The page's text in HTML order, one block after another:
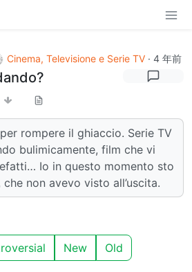
Cinema, Televisione e Serie TV· 4 年前
rompere il ghiaccio. Serie TV
bulimicamente, film che vi
Io in questo momento sto
che non avevo visto all’uscita.
New Old